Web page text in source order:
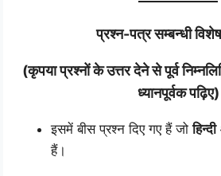
प्रश्न-पत्र सम्बन्धी
(कृपया प्रश्नों के उत्तर देने से पूर्व
ध्यानपूर्वक पढ़िए)
इसमें बीस प्रश्न दिए गए हैं जोहिन्दी
हैं।